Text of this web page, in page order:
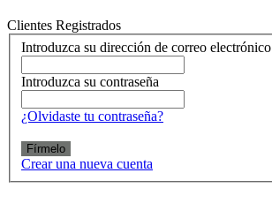
Clientes Registrados
Introduzca su dirección de correo electrónico
Introduzca su contraseña
¿Olvidaste tu contraseña?
Fírmelo
Crear una nueva cuenta